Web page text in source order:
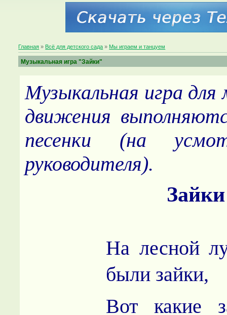
Главная » Всё для детского сада » Мы играем и танцуем
Музыкальная игра "Зайки"
Музыкальная игра
движения
песенки (на
руководителя).
Зайки
На лесной
были зайки,
Вот какие